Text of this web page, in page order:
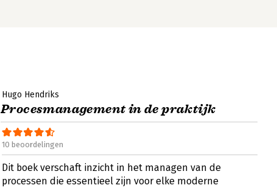
Hugo Hendriks
Procesmanagement in de praktijk
10 beoordelingen
Dit boek verschaft inzicht in het managen van de
processen die essentieel zijn voor elke moderne